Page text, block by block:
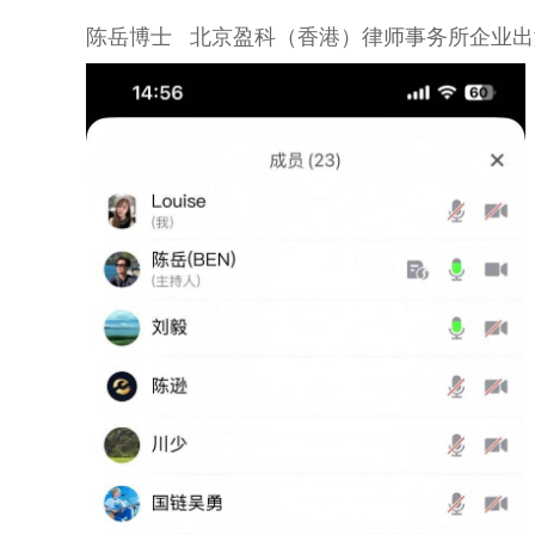
陈岳博士 北京盈科（香港）律师事务所企业